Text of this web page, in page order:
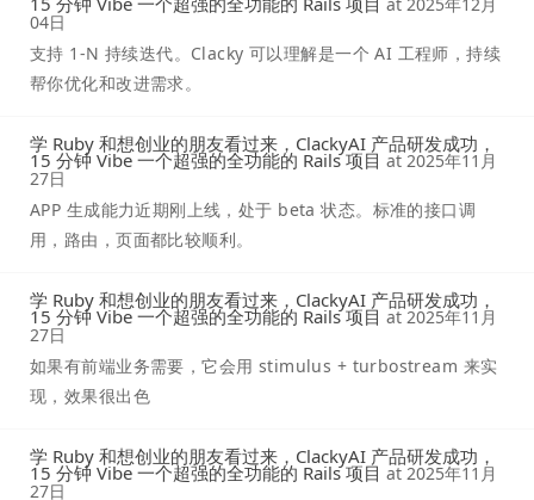
04日
支持 1-N 持续迭代。Clacky 可以理解是一个 AI 工程师，持续
帮你优化和改进需求。
学 Ruby 和想创业的朋友看过来，ClackyAI 产品研发成功，
15 分钟 Vibe 一个超强的全功能的 Rails 项目 at2025年11月
27日
APP 生成能力近期刚上线，处于 beta 状态。标准的接口调
用，路由，页面都比较顺利。
学 Ruby 和想创业的朋友看过来，ClackyAI 产品研发成功，
15 分钟 Vibe 一个超强的全功能的 Rails 项目 at2025年11月
27日
如果有前端业务需要，它会用 stimulus + turbostream 来实
现，效果很出色
学 Ruby 和想创业的朋友看过来，ClackyAI 产品研发成功，
15 分钟 Vibe 一个超强的全功能的 Rails 项目 at2025年11月
27日